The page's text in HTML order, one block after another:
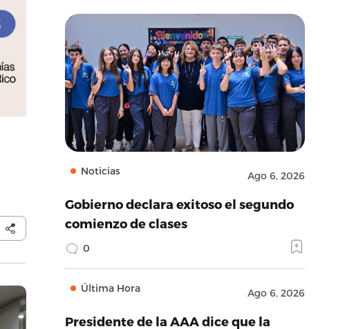
Noticias Ago 6, 2026
Gobierno declara exitoso el segundo
comienzo de clases
0
Última Hora Ago 6, 2026
Presidente de la AAA dice que la